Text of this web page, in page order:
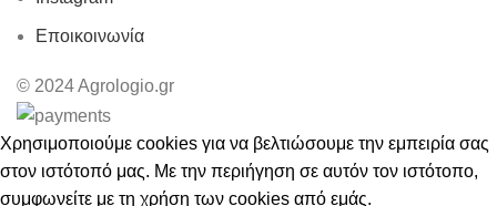
Εποικοινωνία
© 2024 Agrologio.gr
Χρησιμοποιούμε cookies για να βελτιώσουμε την εμπειρία σας
στον ιστότοπό μας. Με την περιήγηση σε αυτόν τον ιστότοπο,
συμφωνείτε με τη χρήση των cookies από εμάς.